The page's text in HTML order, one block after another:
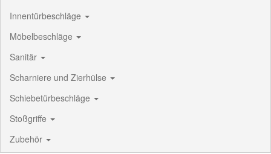
Innentürbeschläge
Möbelbeschläge
Sanitär
Scharniere und Zierhülse
Schiebetürbeschläge
Stoßgriffe
Zubehör